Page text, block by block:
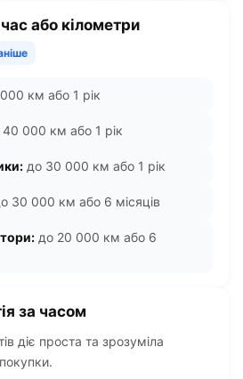
або кілометри
км або 1 рік
40 000 км або 1 рік
до 30 000 км або 1 рік
30 000 км або 6 місяців
до 20 000 км або 6
за часом
діє проста та зрозуміла